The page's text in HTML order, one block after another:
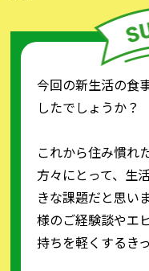
今回の新生活の食
したでしょうか？
これから住み慣れ
方々にとって、生
きな課題だと思い
様のご経験談やエ
持ちを軽くするき